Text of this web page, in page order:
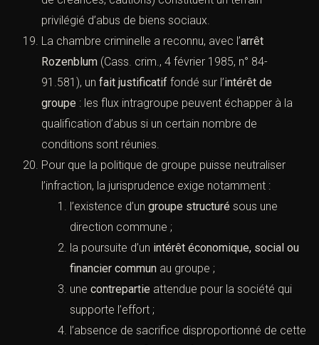
privilégié d’abus de biens sociaux.
La chambre criminelle a reconnu, avec l’arrêt
Rozenblum (Cass. crim., 4 février 1985, n° 84-
91.581 ), un fait justificatif fondé sur l’intérêt de
groupe : les flux intragroupe peuvent échapper à la
qualification d’abus si un certain nombre de
conditions sont réunies.
Pour que la politique de groupe puisse neutraliser
l’infraction, la jurisprudence exige notamment :
l’existence d’un groupe structuré sous une
direction commune ;
la poursuite d’un intérêt économique, social ou
financier commun au groupe ;
une contrepartie attendue pour la société qui
supporte l’effort ;
l’absence de sacrifice disproportionné de cette